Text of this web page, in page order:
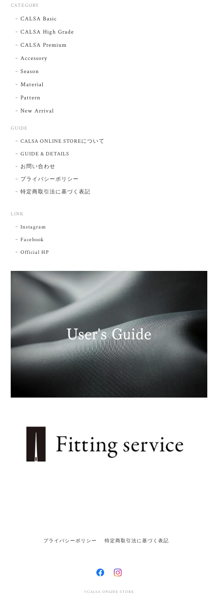
CATEGORY
CALSA Basic
CALSA High Grade
CALSA Premium
Accessory
Season
Material
Pattern
New Arrival
GUIDE
CALSA ONLINE STOREについて
GUIDE & DETAILS
お問い合わせ
プライバシーポリシー
特定商取引法に基づく表記
LINK
Instagram
Facebook
Official HP
プライバシーポリシー 特定商取引法に基づく表記
©CALSA ONLINE STORE